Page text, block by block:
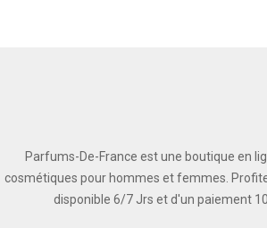
Parfums-De-France est une boutique en
cosmétiques pour hommes et femmes.
disponible 6/7 Jrs et d'un paiement